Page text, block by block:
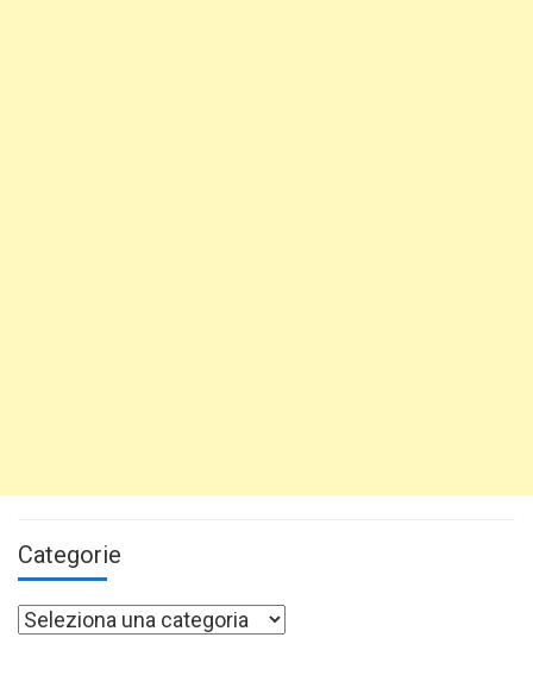
Categorie
Categorie